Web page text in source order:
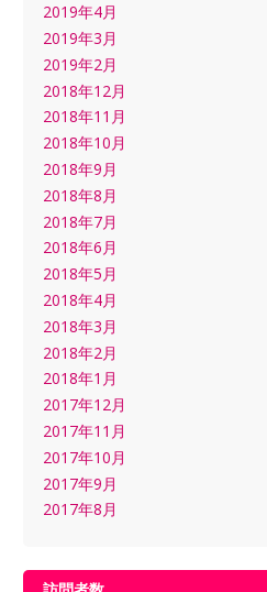
2019年4月
2019年3月
2019年2月
2018年12月
2018年11月
2018年10月
2018年9月
2018年8月
2018年7月
2018年6月
2018年5月
2018年4月
2018年3月
2018年2月
2018年1月
2017年12月
2017年11月
2017年10月
2017年9月
2017年8月